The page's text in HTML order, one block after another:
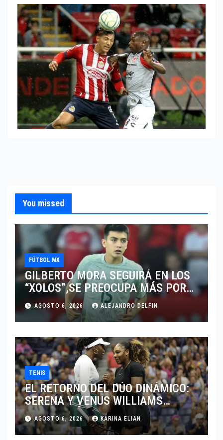
You missed
FÚTBOL MX
GILBERTO MORA SEGUIRÁ EN LOS
“XOLOS”,SE PREOCUPA MÁS POR
JUGAR EN SU EQUIPO.
AGOSTO 6, 2026 ALEJANDRO DELFIN
TENIS
EL RETORNO DEL DÚO DINÁMICO:
SERENA Y VENUS WILLIAMS
DISPUTARÁN LOS DOBLES EN
CINCINNATI 2026
AGOSTO 6, 2026 KARINA ELIAN